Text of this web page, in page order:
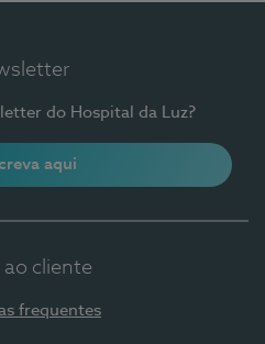
do Hospital da Luz?
aqui
cliente
frequentes